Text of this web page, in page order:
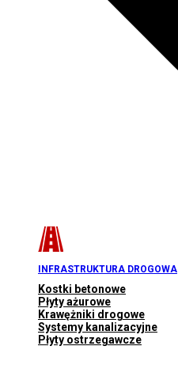
INFRASTRUKTURA DROGOWA
Kostki betonowe
Płyty ażurowe
Krawężniki drogowe
Systemy kanalizacyjne
Płyty ostrzegawcze